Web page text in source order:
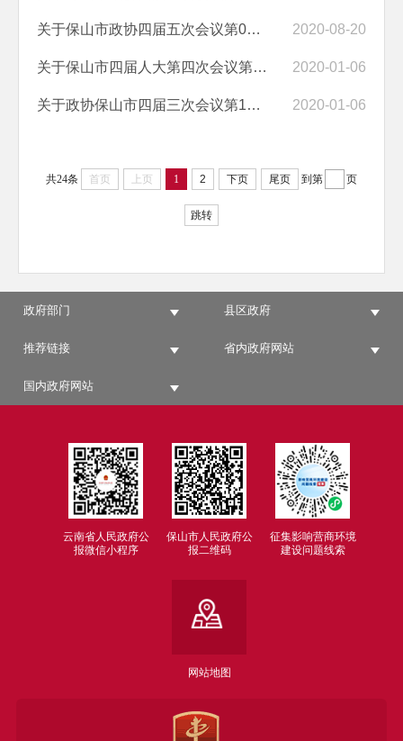
关于保山市政协四届五次会议第0089号提案的答复 2020-08-20
关于保山市四届人大第四次会议第 43 号建议答复的函 2020-01-06
关于政协保山市四届三次会议第13号提案答复的函 2020-01-06
共24条 首页 上页 1 2 下页 尾页 到第 页
跳转
政府部门 县区政府
推荐链接 省内政府网站
国内政府网站
云南省人民政府公
报微信小程序
保山市人民政府公
报二维码
征集影响营商环境
建设问题线索
网站地图